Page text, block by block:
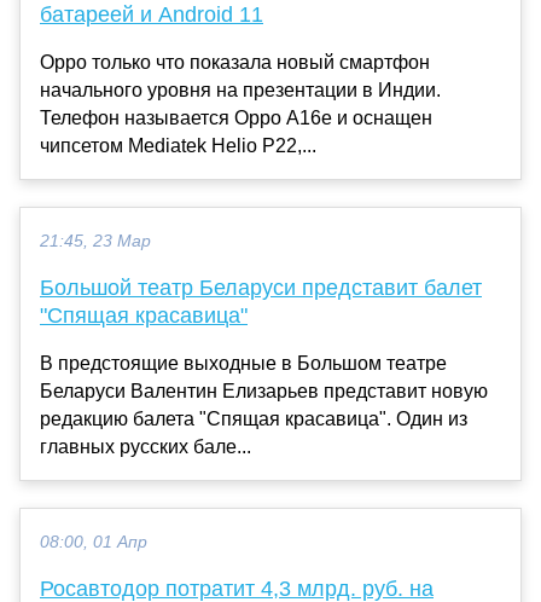
батареей и Android 11
Oppo только что показала новый смартфон
начального уровня на презентации в Индии.
Телефон называется Oppo A16e и оснащен
чипсетом Mediatek Helio P22,...
21:45, 23 Мар
Большой театр Беларуси представит балет
"Спящая красавица"
В предстоящие выходные в Большом театре
Беларуси Валентин Елизарьев представит новую
редакцию балета "Спящая красавица". Один из
главных русских бале...
08:00, 01 Апр
Росавтодор потратит 4,3 млрд. руб. на